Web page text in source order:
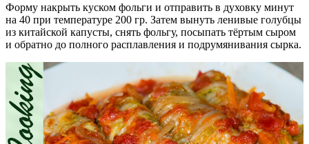
Форму накрыть куском фольги и отправить в духовку минут
на 40 при температуре 200 гр. Затем вынуть ленивые голубцы
из китайской капусты, снять фольгу, посыпать тёртым сыром
и обратно до полного расплавления и подрумянивания сырка.